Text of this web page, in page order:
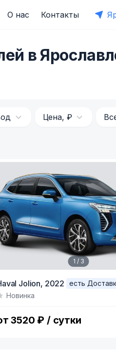
О нас Контакты
в
Цена, ₽
1 / 3
Jolion, 2022
есть
Новинка
3520 ₽ / сутки